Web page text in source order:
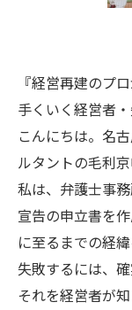
『経営再建のプ
手くいく経営者
こんにちは。名
ルタントの毛利京
私は、弁護士事
宣告の申立書を
に至るまでの経
失敗するには、
それを経営者が